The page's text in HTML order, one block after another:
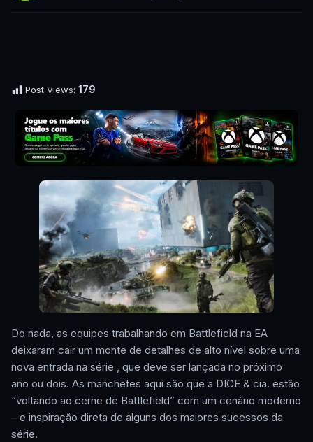
Post Views: 179
Do nada, as equipes trabalhando em Battlefield na EA
deixaram cair um monte de detalhes de alto nível sobre uma
nova entrada na série , que deve ser lançada no próximo
ano ou dois. As manchetes aqui são que a DICE & cia. estão
“voltando ao cerne de Battlefield” com um cenário moderno
– e inspiração direta de alguns dos maiores sucessos da
série.